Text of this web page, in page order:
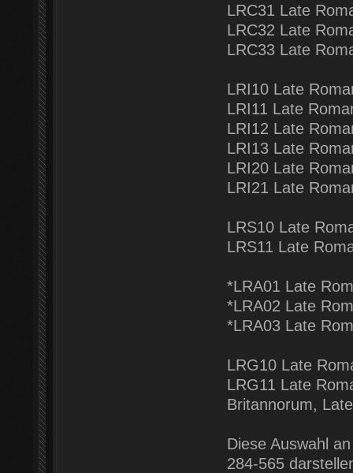
LRC31 Late
LRC32 Late
LRC33 Late
LRI10 Late
LRI11 Late
LRI12 Late
LRI13 Late
LRI20 Late
LRI21 Late
LRS10 Late
LRS11 Late
*LRA01 Late
*LRA02 Late
*LRA03 Late
LRG10 Late
LRG11 Late
Britannorum,
Diese Auswahl
284-565